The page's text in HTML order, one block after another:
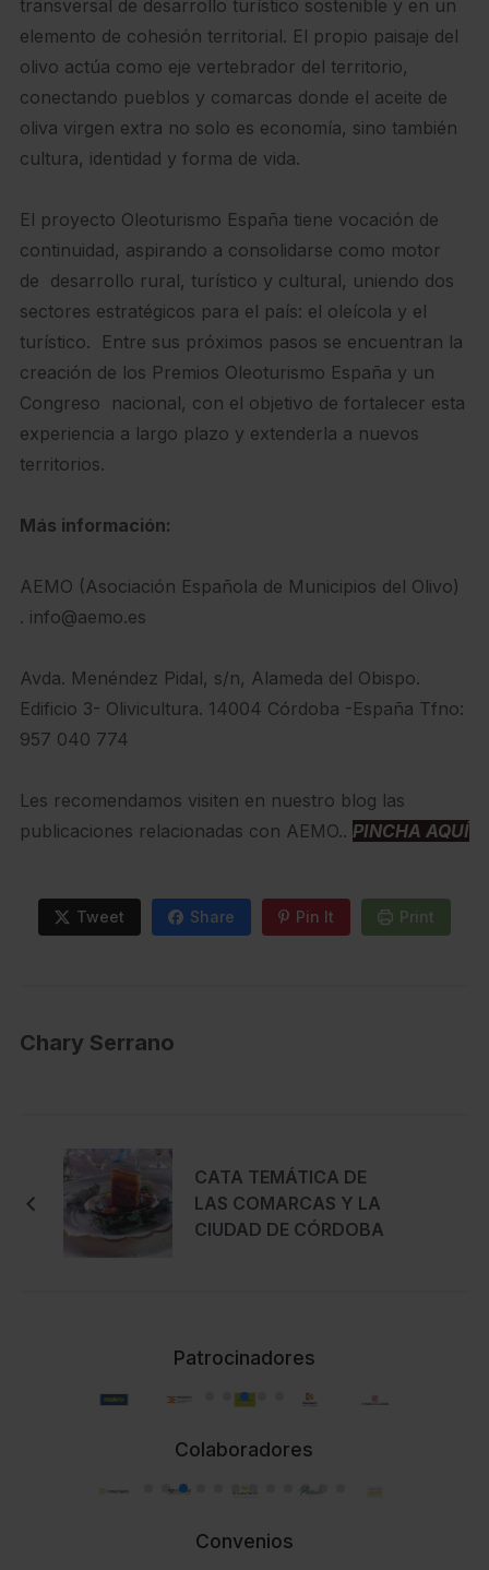
transversal de desarrollo turístico sostenible y en un
elemento de cohesión territorial. El propio paisaje del
olivo actúa como eje vertebrador del territorio,
conectando pueblos y comarcas donde el aceite de
oliva virgen extra no solo es economía, sino también
cultura, identidad y forma de vida.
El proyecto Oleoturismo España tiene vocación de
continuidad, aspirando a consolidarse como motor
de desarrollo rural, turístico y cultural, uniendo dos
sectores estratégicos para el país: el oleícola y el
turístico. Entre sus próximos pasos se encuentran la
creación de los Premios Oleoturismo España y un
Congreso nacional, con el objetivo de fortalecer esta
experiencia a largo plazo y extenderla a nuevos
territorios.
Más información:
AEMO (Asociación Española de Municipios del Olivo)
. info@aemo.es
Avda. Menéndez Pidal, s/n, Alameda del Obispo.
Edificio 3- Olivicultura. 14004 Córdoba -España Tfno:
957 040 774
Les recomendamos visiten en nuestro blog las
publicaciones relacionadas con AEMO.. PINCHA AQUÍ
Tweet Share Pin It Print
Chary Serrano
CATA TEMÁTICA DE
LAS COMARCAS Y LA
CIUDAD DE CÓRDOBA
Patrocinadores
Colaboradores
Convenios